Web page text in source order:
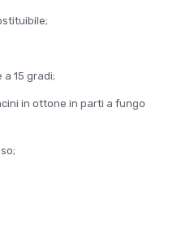
15 gradi;
in ottone in parti a fungo